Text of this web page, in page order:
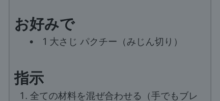
お好みで
1 大さじ パクチー（みじん切り）
指示
全ての材料を混ぜ合わせる（手でもブレ